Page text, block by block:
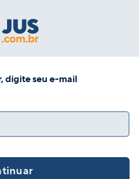
digite seu e-mail